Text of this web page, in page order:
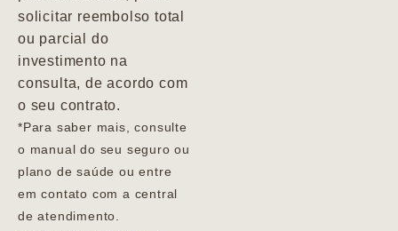
solicitar reembolso total
ou parcial do
investimento na
consulta, de acordo com
o seu contrato.
*Para saber mais, consulte
o manual do seu seguro ou
plano de saúde ou entre
em contato com a central
de atendimento.